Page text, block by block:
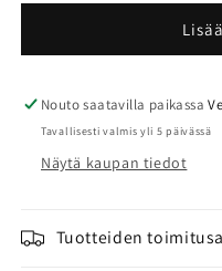
G5
CS
määrää
G5
Montec
CS
määrää
Nouto saatavilla paikassa
Tavallisesti valmis yli 5 päivässä
Näytä kaupan tiedot
Tuotteiden